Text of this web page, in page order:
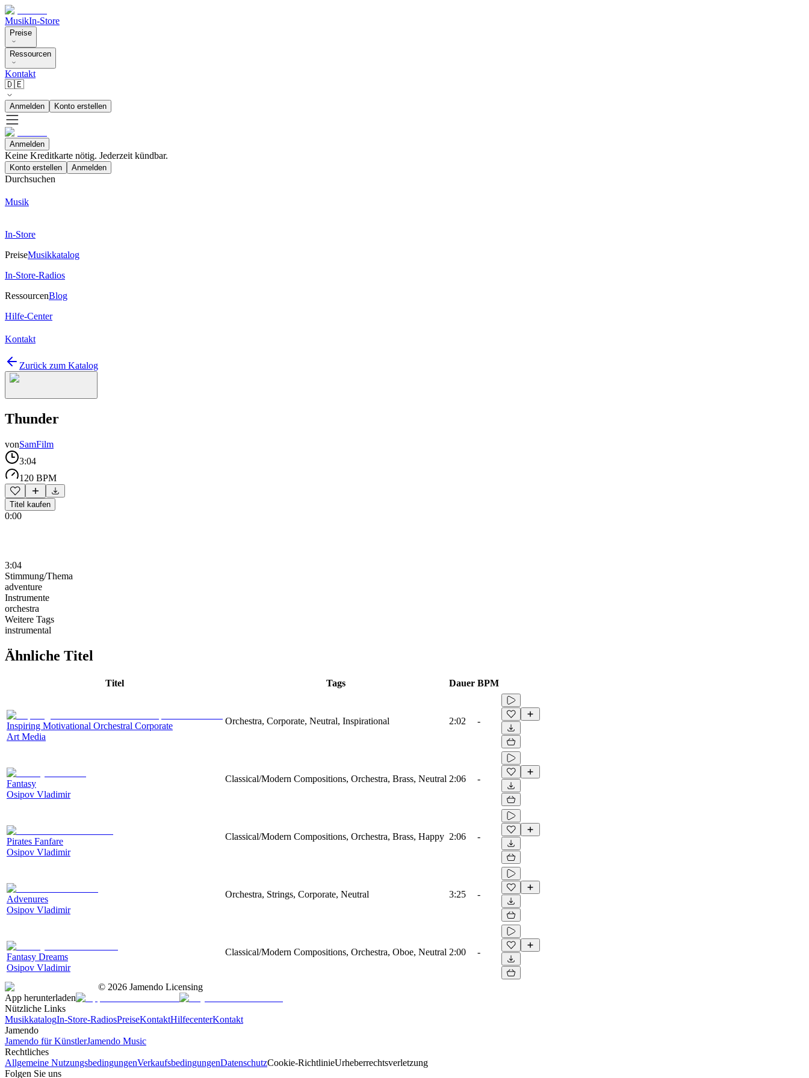
MusikIn-Store
Preise
Ressourcen
Kontakt
🇩🇪
Anmelden Konto erstellen
Anmelden
Keine Kreditkarte nötig. Jederzeit kündbar.
Konto erstellen Anmelden
Durchsuchen
Musik
In-Store
PreiseMusikkatalog
In-Store-Radios
RessourcenBlog
Hilfe-Center
Kontakt
Zurück zum Katalog
Thunder
vonSamFilm
3:04
120 BPM
Titel kaufen
0:00
3:04
Stimmung/Thema
adventure
Instrumente
orchestra
Weitere Tags
instrumental
Ähnliche Titel
Titel Tags Dauer BPM
Inspiring Motivational Orchestral Corporate
Art Media
Orchestra, Corporate, Neutral, Inspirational 2:02 -
Fantasy
Osipov Vladimir
Classical/Modern Compositions, Orchestra, Brass, Neutral 2:06 -
Pirates Fanfare
Osipov Vladimir
Classical/Modern Compositions, Orchestra, Brass, Happy 2:06 -
Advenures
Osipov Vladimir
Orchestra, Strings, Corporate, Neutral 3:25 -
Fantasy Dreams
Osipov Vladimir
Classical/Modern Compositions, Orchestra, Oboe, Neutral 2:00 -
© 2026 Jamendo Licensing
App herunterladen
Nützliche Links
MusikkatalogIn-Store-RadiosPreiseKontaktHilfecenterKontakt
Jamendo
Jamendo für KünstlerJamendo Music
Rechtliches
Allgemeine NutzungsbedingungenVerkaufsbedingungenDatenschutzCookie-RichtlinieUrheberrechtsverletzung
Folgen Sie uns